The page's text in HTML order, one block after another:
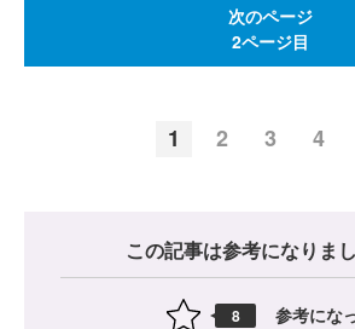
次のページ
2ページ目
1 2 3 4
この記事は参考になりま
8 参考にな